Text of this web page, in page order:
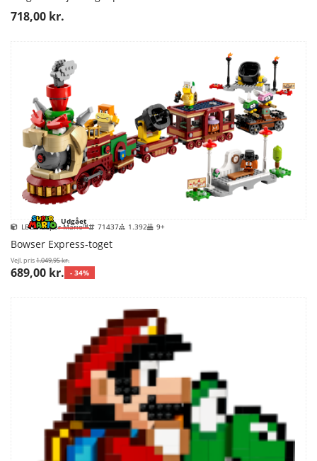
718,00 kr.
Udgået
LEGO Super Mario™ 71437 1.392 9+
Bowser Express-toget
Vejl. pris1.049,95 kr.
689,00 kr. - 34%